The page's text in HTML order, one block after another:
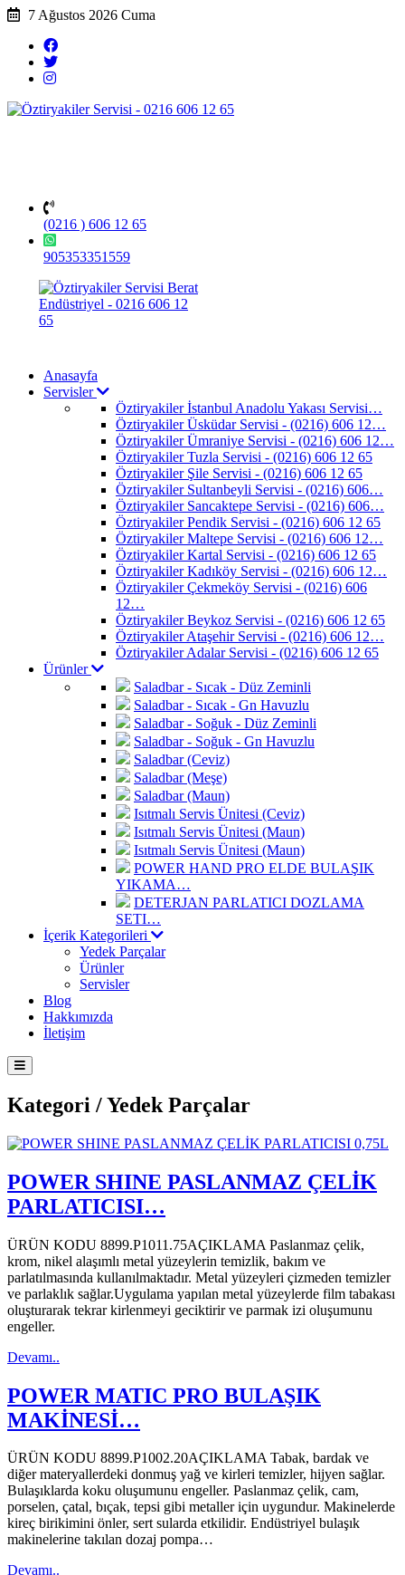
7 Ağustos 2026 Cuma
(0216 ) 606 12 65
905353351559
Anasayfa
Servisler
Öztiryakiler İstanbul Anadolu Yakası Servisi…
Öztiryakiler Üsküdar Servisi - (0216) 606 12…
Öztiryakiler Ümraniye Servisi - (0216) 606 12…
Öztiryakiler Tuzla Servisi - (0216) 606 12 65
Öztiryakiler Şile Servisi - (0216) 606 12 65
Öztiryakiler Sultanbeyli Servisi - (0216) 606…
Öztiryakiler Sancaktepe Servisi - (0216) 606…
Öztiryakiler Pendik Servisi - (0216) 606 12 65
Öztiryakiler Maltepe Servisi - (0216) 606 12…
Öztiryakiler Kartal Servisi - (0216) 606 12 65
Öztiryakiler Kadıköy Servisi - (0216) 606 12…
Öztiryakiler Çekmeköy Servisi - (0216) 606
12…
Öztiryakiler Beykoz Servisi - (0216) 606 12 65
Öztiryakiler Ataşehir Servisi - (0216) 606 12…
Öztiryakiler Adalar Servisi - (0216) 606 12 65
Ürünler
Saladbar - Sıcak - Düz Zeminli
Saladbar - Sıcak - Gn Havuzlu
Saladbar - Soğuk - Düz Zeminli
Saladbar - Soğuk - Gn Havuzlu
Saladbar (Ceviz)
Saladbar (Meşe)
Saladbar (Maun)
Isıtmalı Servis Ünitesi (Ceviz)
Isıtmalı Servis Ünitesi (Maun)
Isıtmalı Servis Ünitesi (Maun)
POWER HAND PRO ELDE BULAŞIK
YIKAMA…
DETERJAN PARLATICI DOZLAMA
SETI…
İçerik Kategorileri
Yedek Parçalar
Ürünler
Servisler
Blog
Hakkımızda
İletişim
Kategori /Yedek Parçalar
POWER SHINE PASLANMAZ ÇELİK
PARLATICISI…
ÜRÜN KODU 8899.P1011.75AÇIKLAMA Paslanmaz çelik,
krom, nikel alaşımlı metal yüzeylerin temizlik, bakım ve
parlatılmasında kullanılmaktadır. Metal yüzeyleri çizmeden temizler
ve parlaklık sağlar.Uygulama yapılan metal yüzeylerde film tabakası
oluşturarak tekrar kirlenmeyi geciktirir ve parmak izi oluşumunu
engeller.
Devamı..
POWER MATIC PRO BULAŞIK
MAKİNESİ…
ÜRÜN KODU 8899.P1002.20AÇIKLAMA Tabak, bardak ve
diğer materyallerdeki donmuş yağ ve kirleri temizler, hijyen sağlar.
Bulaşıklarda koku oluşumunu engeller. Paslanmaz çelik, cam,
porselen, çatal, bıçak, tepsi gibi metaller için uygundur. Makinelerde
kireç birikimini önler, sert sularda etkilidir. Endüstriyel bulaşık
makinelerine takılan dozaj pompa…
Devamı..